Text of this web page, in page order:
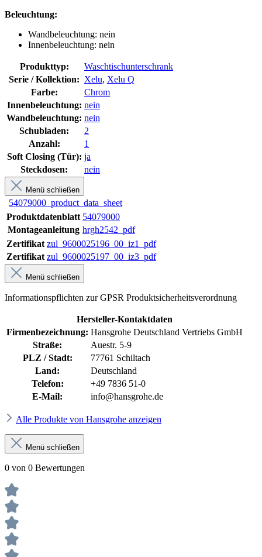
Beleuchtung:
Wandbeleuchtung: nein
Innenbeleuchtung: nein
Produkttyp:
Waschtischunterschrank
Serie / Kollektion: Xelu, Xelu Q
Farbe:
Chrom
Innenbeleuchtung: nein
Wandbeleuchtung: nein
Schubladen:
2
Anzahl:
1
Soft Closing (Tür): ja
Steckdosen:
nein
Menü schließen
54079000_product_data_sheet
Produktdatenblatt 54079000
Montageanleitung hrgh2542_pdf
Zertifikat zul_9600025196_00_iz1_pdf
Zertifikat zul_9600025197_00_iz3_pdf
Menü schließen
Informationspflichten zur GPSR Produktsicherheitsverordnung
Hersteller-Kontaktdaten
Firmenbezeichnung: Hansgrohe Deutschland Vertriebs GmbH
Straße:
Auestr. 5-9
PLZ / Stadt:
77761 Schiltach
Land:
Deutschland
Telefon:
+49 7836 51-0
E-Mail:
info@hansgrohe.de
Alle Produkte von Hansgrohe anzeigen
Menü schließen
0 von 0 Bewertungen